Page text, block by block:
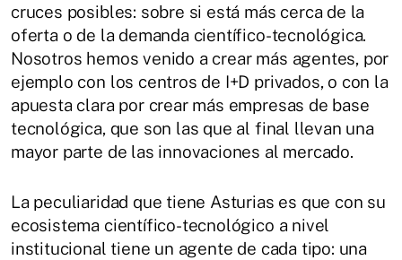
cruces posibles: sobre si está más cerca de la
oferta o de la demanda científico-tecnológica.
Nosotros hemos venido a crear más agentes, por
ejemplo con los centros de I+D privados, o con la
apuesta clara por crear más empresas de base
tecnológica, que son las que al final llevan una
mayor parte de las innovaciones al mercado.
La peculiaridad que tiene Asturias es que con su
ecosistema científico-tecnológico a nivel
institucional tiene un agente de cada tipo: una